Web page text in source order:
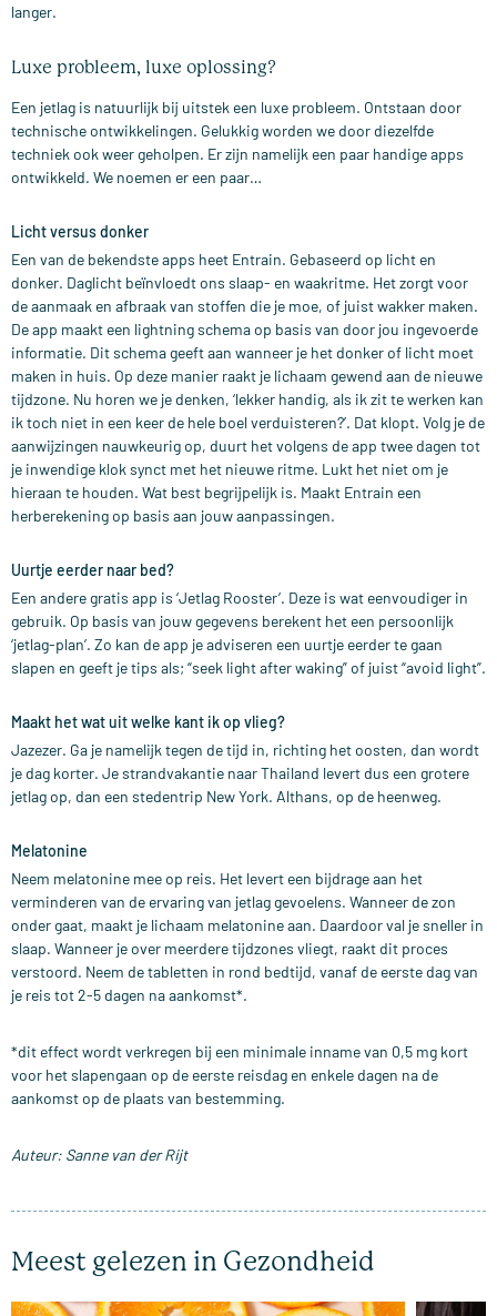
langer.
Luxe probleem, luxe oplossing?
Een jetlag is natuurlijk bij uitstek een luxe probleem. Ontstaan door
technische ontwikkelingen. Gelukkig worden we door diezelfde
techniek ook weer geholpen. Er zijn namelijk een paar handige apps
ontwikkeld. We noemen er een paar…
Licht versus donker
Een van de bekendste apps heet Entrain. Gebaseerd op licht en
donker. Daglicht beïnvloedt ons slaap- en waakritme. Het zorgt voor
de aanmaak en afbraak van stoffen die je moe, of juist wakker maken.
De app maakt een lightning schema op basis van door jou ingevoerde
informatie. Dit schema geeft aan wanneer je het donker of licht moet
maken in huis. Op deze manier raakt je lichaam gewend aan de nieuwe
tijdzone. Nu horen we je denken, ‘lekker handig, als ik zit te werken kan
ik toch niet in een keer de hele boel verduisteren?’. Dat klopt. Volg je de
aanwijzingen nauwkeurig op, duurt het volgens de app twee dagen tot
je inwendige klok synct met het nieuwe ritme. Lukt het niet om je
hieraan te houden. Wat best begrijpelijk is. Maakt Entrain een
herberekening op basis aan jouw aanpassingen.
Uurtje eerder naar bed?
Een andere gratis app is ‘Jetlag Rooster’. Deze is wat eenvoudiger in
gebruik. Op basis van jouw gegevens berekent het een persoonlijk
‘jetlag-plan’. Zo kan de app je adviseren een uurtje eerder te gaan
slapen en geeft je tips als; “seek light after waking” of juist “avoid light”.
Maakt het wat uit welke kant ik op vlieg?
Jazezer. Ga je namelijk tegen de tijd in, richting het oosten, dan wordt
je dag korter. Je strandvakantie naar Thailand levert dus een grotere
jetlag op, dan een stedentrip New York. Althans, op de heenweg.
Melatonine
Neem melatonine mee op reis. Het levert een bijdrage aan het
verminderen van de ervaring van jetlag gevoelens. Wanneer de zon
onder gaat, maakt je lichaam melatonine aan. Daardoor val je sneller in
slaap. Wanneer je over meerdere tijdzones vliegt, raakt dit proces
verstoord. Neem de tabletten in rond bedtijd, vanaf de eerste dag van
je reis tot 2-5 dagen na aankomst*.
*dit effect wordt verkregen bij een minimale inname van 0,5 mg kort
voor het slapengaan op de eerste reisdag en enkele dagen na de
aankomst op de plaats van bestemming.
Auteur: Sanne van der Rijt
Meest gelezen in Gezondheid